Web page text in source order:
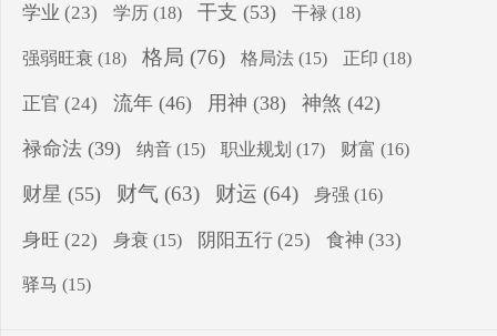
学业 (23) 学历 (18) 干支 (53) 干禄 (18)
强弱旺衰 (18) 格局 (76) 格局法 (15) 正印 (18)
正官 (24) 流年 (46) 用神 (38) 神煞 (42)
禄命法 (39) 纳音 (15) 职业规划 (17) 财富 (16)
财星 (55) 财气 (63) 财运 (64) 身强 (16)
身旺 (22) 身衰 (15) 阴阳五行 (25) 食神 (33)
驿马 (15)